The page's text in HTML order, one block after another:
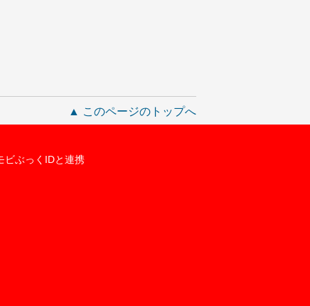
▲ このページのトップへ
ビぶっくIDと連携